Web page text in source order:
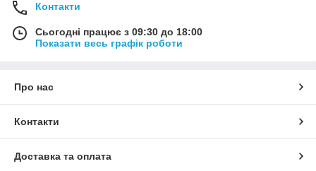
Контакти
Сьогодні працює з 09:30 до 18:00
Показати весь графік роботи
Про нас
Контакти
Доставка та оплата